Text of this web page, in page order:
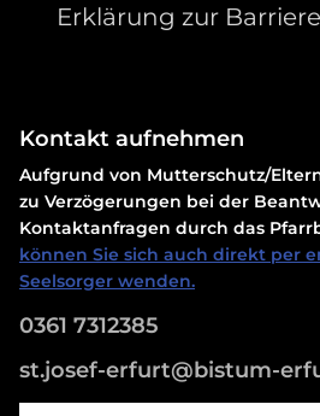
Erklärung zur
Kontakt aufnehmen
Aufgrund von Mutterschutz/
zu Verzögerungen bei der
Kontaktanfragen durch das
können Sie sich auch direkt per
Seelsorger wenden.
0361 7312385
st.josef-erfurt@bistum-